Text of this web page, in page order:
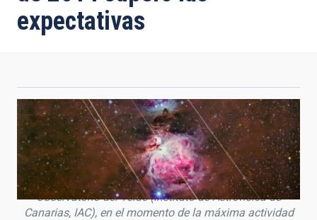
a
expectativas
Imagen obtenida a partir de capturas tomadas entre las
0:50-05:10 UT del 14 de diciembre 2014, desde el
Observatorio del Teide (Instituto de Astrofísica de
Canarias, IAC), en el momento de la máxima actividad